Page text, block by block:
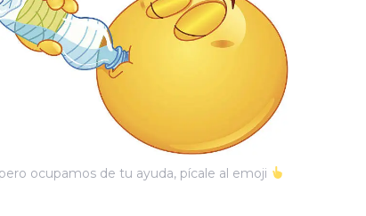
pero ocupamos de tu ayuda, pícale al emoji